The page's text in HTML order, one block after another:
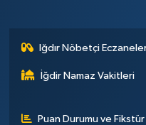
Iğdır Nöbetçi
İğdir Namaz Vakitleri
Puan Durumu ve Fikstür